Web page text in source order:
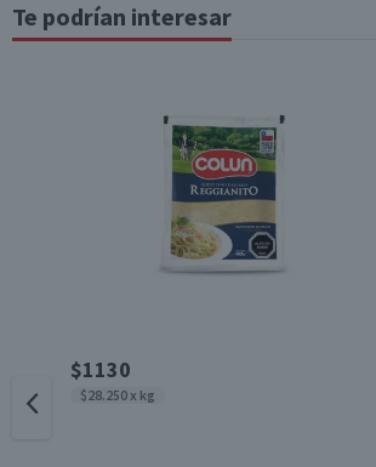
Tipo de Producto
Te podrían interesar
$1130
$28.250 x kg